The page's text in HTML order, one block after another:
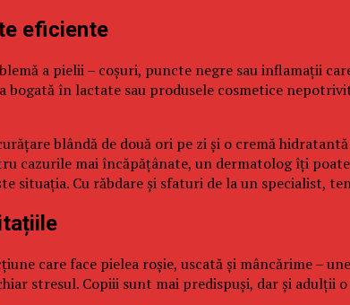
eficiente
a pielii – coșuri, puncte negre sau inflamații
bogată în lactate sau produsele cosmetice
blândă de două ori pe zi și o cremă
cazurile mai încăpățânate, un dermatolog îți
situația. Cu răbdare și sfaturi de la un specialist,
care face pielea roșie, uscată și mâncărime –
stresul. Copiii sunt mai predispuși, dar și adulții